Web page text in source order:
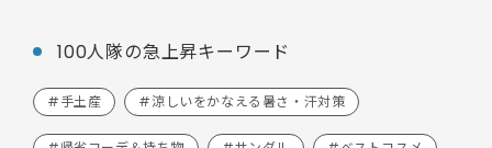
100人隊の急上昇キーワード
#手土産 #涼しいをかなえる暑さ・汗対策